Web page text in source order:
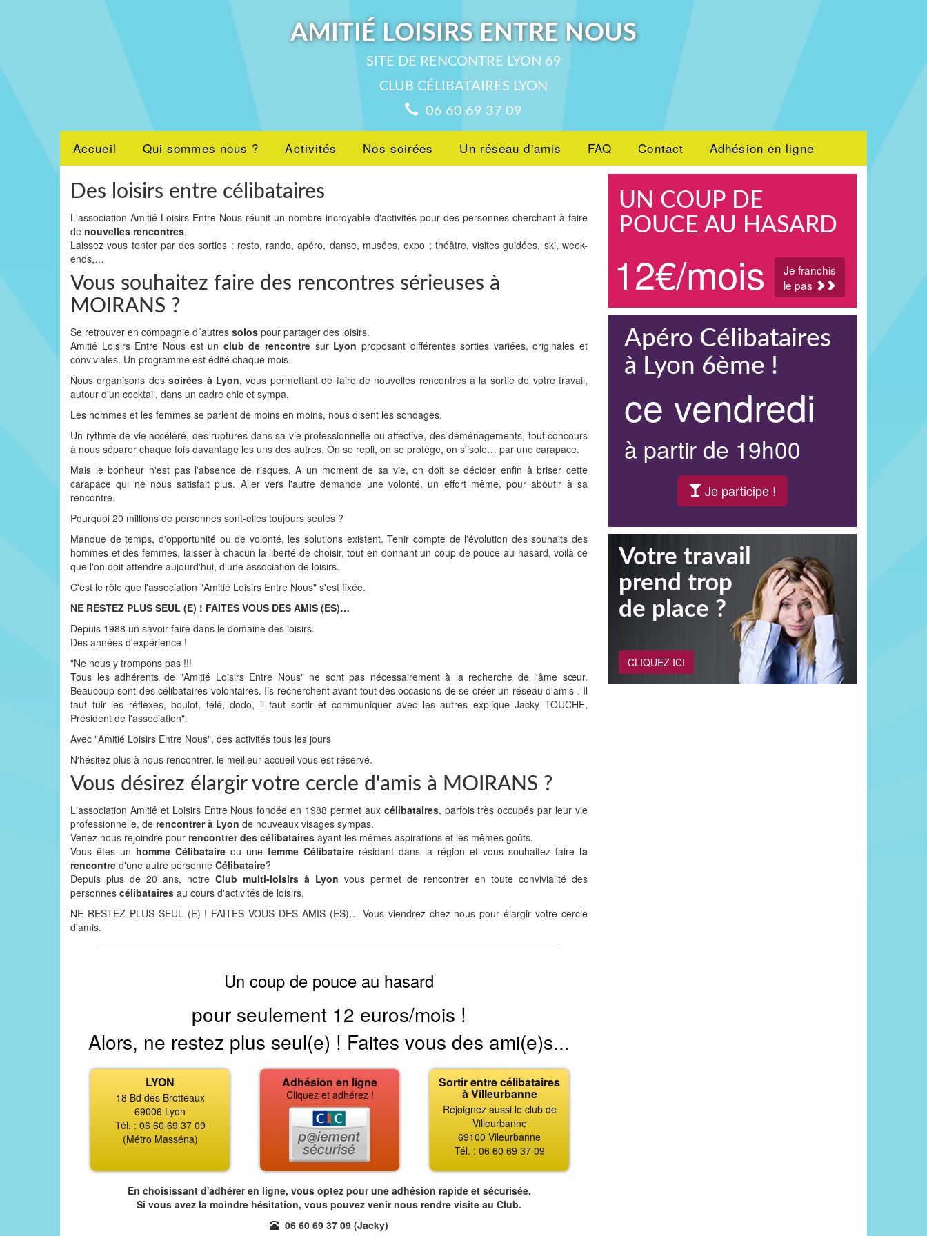
AMITIÉ LOISIRS ENTRE NOUS
SITE DE RENCONTRE LYON 69
CLUB CÉLIBATAIRES LYON
06 60 69 37 09
Accueil Qui sommes nous ? Activités Nos soirées Un réseau d'amis FAQ Contact Adhésion en ligne
Des loisirs entre célibataires
L'association Amitié Loisirs Entre Nous réunit un nombre incroyable d'activités pour des personnes cherchant à faire
de nouvelles rencontres.
Laissez vous tenter par des sorties : resto, rando, apéro, danse, musées, expo ; théâtre, visites guidées, ski, week-
ends,…
Vous souhaitez faire des rencontres sérieuses à
MOIRANS ?
Se retrouver en compagnie d´autres solos pour partager des loisirs.
Amitié Loisirs Entre Nous est un club de rencontre sur Lyon proposant différentes sorties variées, originales et
conviviales. Un programme est édité chaque mois.
Nous organisons dessoirées à Lyon, vous permettant de faire de nouvelles rencontres à la sortie de votre travail,
autour d'un cocktail, dans un cadre chic et sympa.
Les hommes et les femmes se parlent de moins en moins, nous disent les sondages.
Un rythme de vie accéléré, des ruptures dans sa vie professionnelle ou affective, des déménagements, tout concours
à nous séparer chaque fois davantage les uns des autres. On se repli, on se protège, on s'isole… par une carapace.
Mais le bonheur n'est pas l'absence de risques. A un moment de sa vie, on doit se décider enfin à briser cette
carapace qui ne nous satisfait plus. Aller vers l'autre demande une volonté, un effort même, pour aboutir à sa
rencontre.
Pourquoi 20 millions de personnes sont-elles toujours seules ?
Manque de temps, d'opportunité ou de volonté, les solutions existent. Tenir compte de l'évolution des souhaits des
hommes et des femmes, laisser à chacun la liberté de choisir, tout en donnant un coup de pouce au hasard, voilà ce
que l'on doit attendre aujourd'hui, d'une association de loisirs.
C'est le rôle que l'association "Amitié Loisirs Entre Nous" s'est fixée.
NE RESTEZ PLUS SEUL (E) ! FAITES VOUS DES AMIS (ES)…
Depuis 1988 un savoir-faire dans le domaine des loisirs.
Des années d'expérience !
"Ne nous y trompons pas !!!
Tous les adhérents de "Amitié Loisirs Entre Nous" ne sont pas nécessairement à la recherche de l'âme sœur.
Beaucoup sont des célibataires volontaires. Ils recherchent avant tout des occasions de se créer un réseau d'amis . Il
faut fuir les réflexes, boulot, télé, dodo, il faut sortir et communiquer avec les autres explique Jacky TOUCHE,
Président de l'association".
Avec "Amitié Loisirs Entre Nous", des activités tous les jours
N'hésitez plus à nous rencontrer, le meilleur accueil vous est réservé.
Vous désirez élargir votre cercle d'amis à MOIRANS ?
L'association Amitié et Loisirs Entre Nous fondée en 1988 permet aux célibataires, parfois très occupés par leur vie
professionnelle, de rencontrer à Lyon de nouveaux visages sympas.
Venez nous rejoindre pour rencontrer des célibataires ayant les mêmes aspirations et les mêmes goûts.
Vous êtes un homme Célibataire ou une femme Célibataire résidant dans la région et vous souhaitez faire la
rencontre d'une autre personne Célibataire?
Depuis plus de 20 ans, notre Club multi-loisirs à Lyon vous permet de rencontrer en toute convivialité des
personnes célibataires au cours d'activités de loisirs.
NE RESTEZ PLUS SEUL (E) ! FAITES VOUS DES AMIS (ES)… Vous viendrez chez nous pour élargir votre cercle
d'amis.
Un coup de pouce au hasard
pour seulement 12 euros/mois !
Alors, ne restez plus seul(e) ! Faites vous des ami(e)s...
LYON
18 Bd des Brotteaux
69006 Lyon
Tél. : 06 60 69 37 09
(Métro Masséna)
Adhésion en ligne
Cliquez et adhérez !
Sortir entre célibataires
à Villeurbanne
Rejoignez aussi le club de
Villeurbanne
69100 Vileurbanne
Tél. : 06 60 69 37 09
En choisissant d'adhérer en ligne, vous optez pour une adhésion rapide et sécurisée.
Si vous avez la moindre hésitation, vous pouvez venir nous rendre visite au Club.
06 60 69 37 09 (Jacky)
UN COUP DE
POUCE AU HASARD
12€/mois
Je franchis
le pas
Apéro Célibataires
à Lyon 6ème !
ce vendredi
à partir de 19h00
Je participe !
Votre travail
prend trop
de place ?
CLIQUEZ ICI